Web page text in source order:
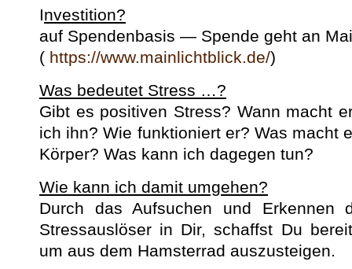
Investi­tion?
auf Spenden­ba­sis — Spende geht an
( https://www.mainlichtblick.de/)
Was bedeutet Stress …?
Gibt es pos­i­tiv­en Stress? Wann macht
ich ihn? Wie funk­tion­iert er? Was macht
Kör­p­er? Was kann ich dage­gen tun?
Wie kann ich damit umgehen?
Durch das Auf­suchen und Erken­nen
Stres­saus­lös­er in Dir, schaffst Du
um aus dem Ham­ster­rad auszusteigen.